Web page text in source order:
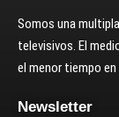
Somos una
televisivos. El
el menor tiempo
Newsletter